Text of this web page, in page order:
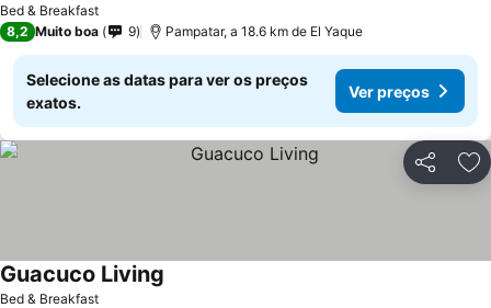
Bed & Breakfast
8,2 Muito boa 9 Pampatar, a 18.6 km de El Yaque
Selecione as datas para ver os preços
exatos.
Ver preços
Partilhar
Bed & Breakfast
Guacuco Living